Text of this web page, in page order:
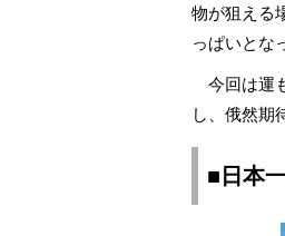
物が狙える
っぱいとな
今回は運
し、俄然
■日本